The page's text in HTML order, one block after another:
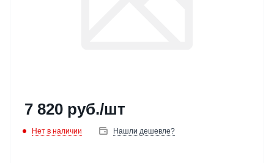
7 820 руб./шт
Нет в наличии Нашли дешевле?